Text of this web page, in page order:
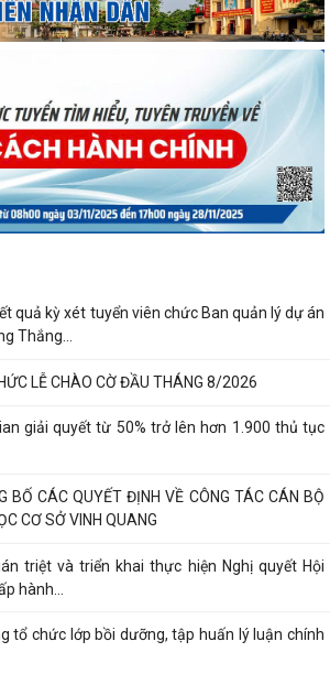
quả kỳ xét tuyển viên chức Ban quản lý dự án
Thắng...
LỄ CHÀO CỜ ĐẦU THÁNG 8/2026
giải quyết từ 50% trở lên hơn 1.900 thủ tục
BỐ CÁC QUYẾT ĐỊNH VỀ CÔNG TÁC CÁN BỘ
CƠ SỞ VINH QUANG
triệt và triển khai thực hiện Nghị quyết Hội
hành...
tổ chức lớp bồi dưỡng, tập huấn lý luận chính